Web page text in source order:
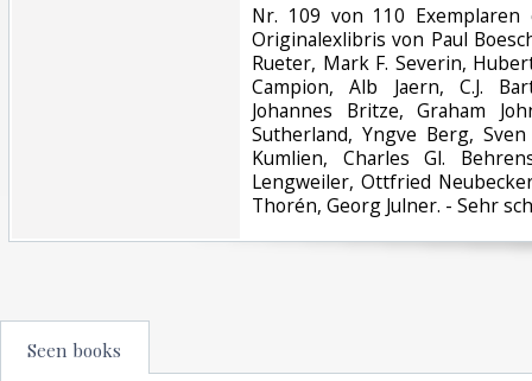
‎Nr. 109 von 110
Originalexlibris von Paul
Rueter, Mark F. Severin,
Campion, Alb Jaern, C.J.
Johannes Britze, Graham
Sutherland, Yngve Berg,
Kumlien, Charles Gl.
Lengweiler, Ottfried
Thorén, Georg Julner. - Sehr
Seen books